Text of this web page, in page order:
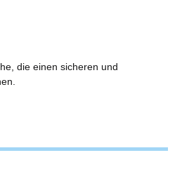
die einen sicheren und